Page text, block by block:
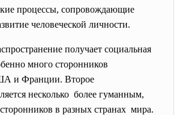
процессы, сопровождающие
человеческой личности.
получает социальная
много сторонников
и Франции. Второе
несколько более гуманным,
в разных странах мира.